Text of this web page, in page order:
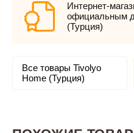
Интернет-
официальным
(Турция)
Все товары Tivolyo
Home (Турция)